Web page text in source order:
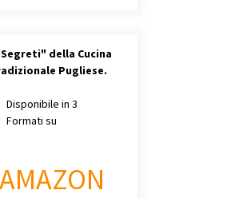
della Cucina
Pugliese.
Disponibile in 3
Formati su
AMAZON